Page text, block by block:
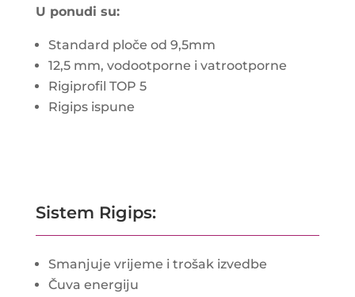
U ponudi su:
Standard ploče od 9,5mm
12,5 mm, vodootporne i vatrootporne
Rigiprofil TOP 5
Rigips ispune
Sistem Rigips:
Smanjuje vrijeme i trošak izvedbe
Čuva energiju